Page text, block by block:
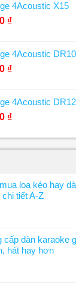
4Acoustic X15
₫
4Acoustic DR10
₫
4Acoustic
₫
loa kéo hay
chi tiết A-Z
cấp dàn karaoke
hát hay hơn